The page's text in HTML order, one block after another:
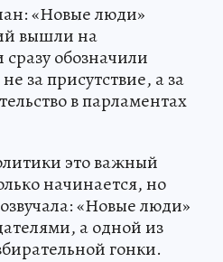
«Новые люди»
вышли на
обозначили
за присутствие, а за
в парламентах
это важный
начинается, но
«Новые люди»
а одной из
гонки.